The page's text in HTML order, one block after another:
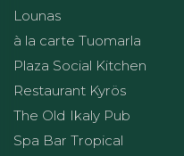
Lounas
à la carte Tuomarla
Plaza Social Kitchen
Restaurant Kyrös
The Old Ikaly Pub
Spa Bar Tropical